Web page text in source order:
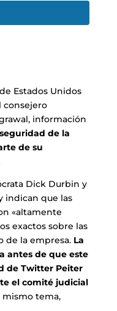
Estados Unidos
consejero
información
de la
de su
Dick Durbin y
indican que las
«altamente
exactos sobre las
de la empresa. La
antes de que este
de Twitter Peiter
el comité judicial
mismo tema,